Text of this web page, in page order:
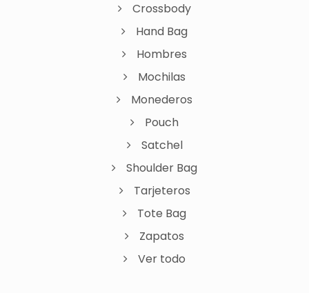
Crossbody
Hand Bag
Hombres
Mochilas
Monederos
Pouch
Satchel
Shoulder Bag
Tarjeteros
Tote Bag
Zapatos
Ver todo